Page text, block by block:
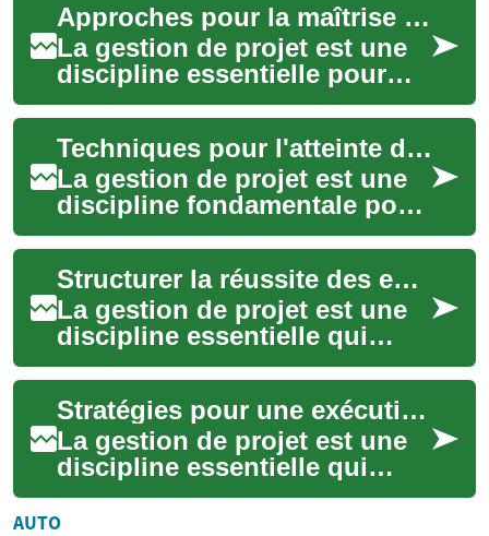
Approches pour la maîtrise des échéanciers et des budgets
La gestion de projet est une
discipline essentielle pour
toute organisation cherchant
à concrétiser ses initiatives
a...
Techniques pour l'atteinte des résultats escomptés
La gestion de projet est une
discipline fondamentale pour
toute organisation cherchant
à concrétiser ses idées. Elle
...
Structurer la réussite des entreprises modernes
La gestion de projet est une
discipline essentielle qui
permet aux organisations de
toutes tailles d'atteindre leurs
...
Stratégies pour une exécution réussie des livrables
La gestion de projet est une
discipline essentielle qui
façonne la réussite des
initiatives à travers diverses
AUTO